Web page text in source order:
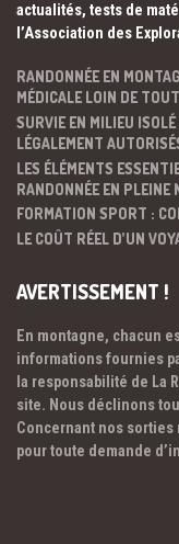
actualités, tests de
l’Association des
RANDONNÉE EN
MÉDICALE LOIN DE
SURVIE EN MILIEU
LÉGALEMENT
LES ÉLÉMENTS
RANDONNÉE EN PLEINE
FORMATION SPORT :
LE COÛT RÉEL D’UN
AVERTISSEMENT !
En montagne, chacun
informations fournies
la responsabilité de La
site. Nous déclinons
Concernant nos sorties
pour toute demande